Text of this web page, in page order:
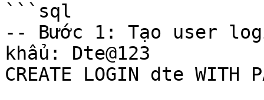
```sql
-- Bước 1: Tạo user
khẩu: Dte@123
CREATE LOGIN dte WITH